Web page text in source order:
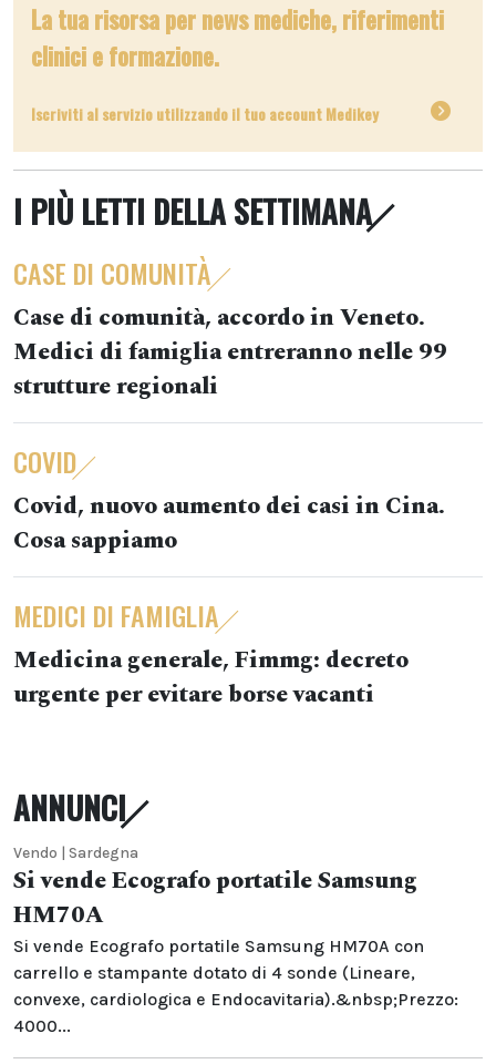
La tua risorsa per news mediche, riferimenti
clinici e formazione.
Iscriviti al servizio utilizzando il tuo account Medikey
I PIÙ LETTI DELLA SETTIMANA
CASE DI COMUNITÀ
Case di comunità, accordo in Veneto.
Medici di famiglia entreranno nelle 99
strutture regionali
COVID
Covid, nuovo aumento dei casi in Cina.
Cosa sappiamo
MEDICI DI FAMIGLIA
Medicina generale, Fimmg: decreto
urgente per evitare borse vacanti
ANNUNCI
Vendo | Sardegna
Si vende Ecografo portatile Samsung
HM70A
Si vende Ecografo portatile Samsung HM70A con
carrello e stampante dotato di 4 sonde (Lineare,
convexe, cardiologica e Endocavitaria).&nbsp;Prezzo:
4000...